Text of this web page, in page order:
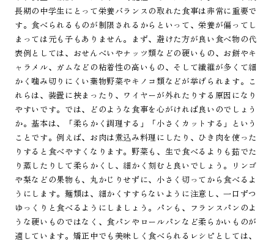
長期の中学生にとって栄養バランスの取れた食事は非常に重要で
す。食べられるものが制限されるからといって、栄養が偏ってし
まっては元も子もありません。まず、避けた方が良い食べ物の代
表例としては、おせんべいやナッツ類などの硬いもの、お餅やキ
ャラメル、ガムなどの粘着性の高いもの、そして繊維が多くて細
かく噛み切りにくい葉物野菜やキノコ類などが挙げられます。こ
れらは、装置に挟まったり、ワイヤーが外れたりする原因になり
やすいです。では、どのような食事を心がければ良いのでしょう
か。基本は、「柔らかく調理する」「小さくカットする」という
ことです。例えば、お肉は煮込み料理にしたり、ひき肉を使った
りすると食べやすくなります。野菜も、生で食べるよりも茹でた
り蒸したりして柔らかくし、細かく刻むと良いでしょう。リンゴ
や梨などの果物も、丸かじりせずに、小さく切ってから食べるよ
うにします。麺類は、細かくすすらないように注意し、一口ずつ
ゆっくりと食べるようにしましょう。パンも、フランスパンのよ
うな硬いものではなく、食パンやロールパンなど柔らかいものが
適しています。矯正中でも美味しく食べられるレシピとしては、